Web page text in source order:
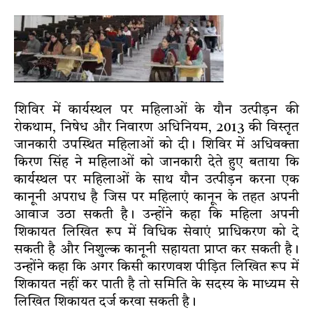
शिविर में कार्यस्थल पर महिलाओं के यौन उत्पीड़न की
रोकथाम, निषेध और निवारण अधिनियम, 2013 की विस्तृत
जानकारी उपस्थित महिलाओं को दी। शिविर में अधिवक्ता
किरण सिंह ने महिलाओं को जानकारी देते हुए बताया कि
कार्यस्थल पर महिलाओं के साथ यौन उत्पीड़न करना एक
कानूनी अपराध है जिस पर महिलाएं कानून के तहत अपनी
आवाज उठा सकती है। उन्होंने कहा कि महिला अपनी
शिकायत लिखित रूप में विधिक सेवाएं प्राधिकरण को दे
सकती है और निशुल्क कानूनी सहायता प्राप्त कर सकती है।
उन्होंने कहा कि अगर किसी कारणवश पीड़ित लिखित रूप में
शिकायत नहीं कर पाती है तो समिति के सदस्य के माध्यम से
लिखित शिकायत दर्ज करवा सकती है।